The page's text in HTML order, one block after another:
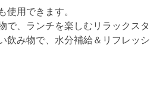
用できます。
で、ランチを楽しむリラックスタ
飲み物で、水分補給＆リフレッシ